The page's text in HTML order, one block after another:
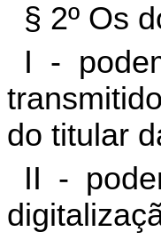
§ 2º Os
I -
do titular
II -